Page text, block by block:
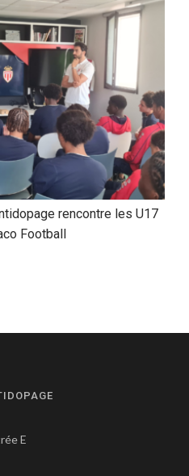
rencontre les U17
Football
E